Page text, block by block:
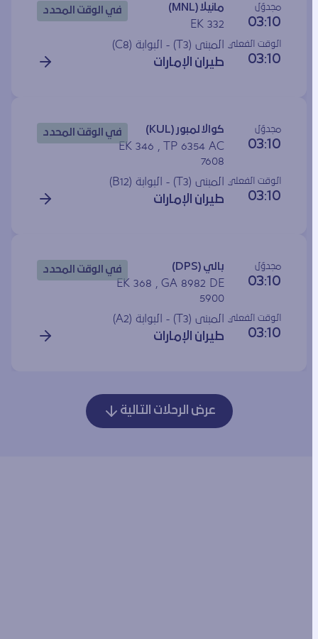
مجدوَل
03:10
مانيلا (MNL)
EK 332
في الوقت المحدد
الوقت الفعلي
03:10
المبنى (T3) - البوابة ( C8
)
طيران الإمارات
مجدوَل
03:10
كوالا لمبور (KUL)
EK 346 , TP 6354 AC
7608
في الوقت المحدد
الوقت الفعلي
03:10
المبنى (T3) - البوابة ( B12
)
طيران الإمارات
مجدوَل
03:10
بالي (DPS)
EK 368 , GA 8982 DE
5900
في الوقت المحدد
الوقت الفعلي
03:10
المبنى (T3) - البوابة ( A2
)
طيران الإمارات
عرض الرحلات التالية